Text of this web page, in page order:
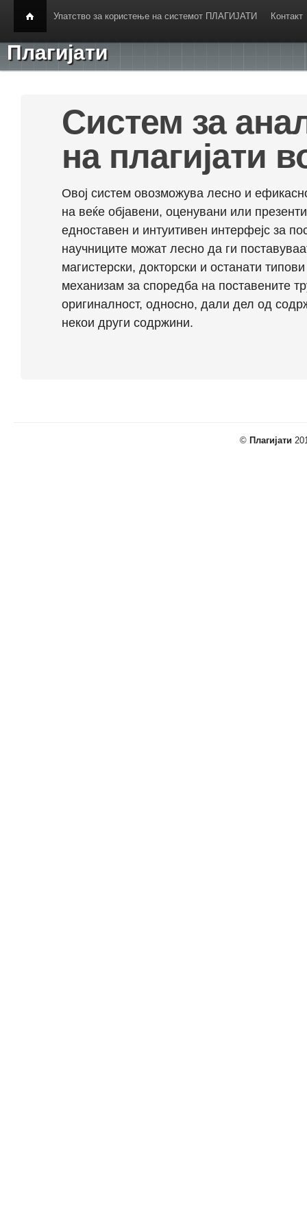
Упатство за користење на системот ПЛАГИЈАТИ Контакт
Плагијати
Систем за
на плагијати
Овој систем овозможува лесно и
на веќе објавени, оценувани или
едноставен и интуитивен интерфејс за
научниците можат лесно да ги
магистерски, докторски и останати
механизам за споредба на поставените
оригиналност, односно, дали дел од
некои други содржини.
© Плагијати